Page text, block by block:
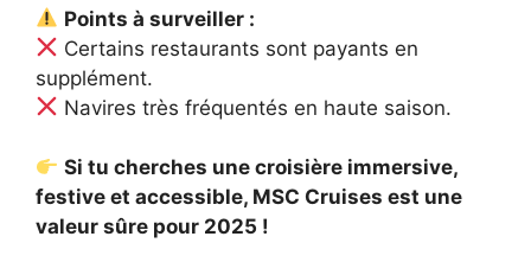
Points à surveiller :
Certains restaurants sont payants en
supplément.
Navires très fréquentés en haute saison.
Si tu cherches une croisière immersive,
festive et accessible, MSC Cruises est une
valeur sûre pour 2025 !